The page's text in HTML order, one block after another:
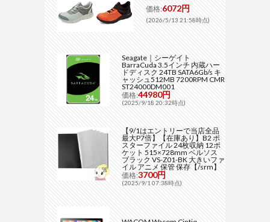
価格:6072円
(2026/5/13 21:58時点)
Seagate｜シーゲイト
BarraCuda 3.5インチ 内蔵ハー
ドディスク 24TB SATA6Gb/s キ
ャッシュ512MB 7200RPM CMR
ST24000DM001
価格:44980円
(2025/9/18 20:32時点)
【9/1はエントリーで当店全品
最大P7倍】【在庫あり】B2 ポ
スターファイル 24枚収納 12ポ
ケット 515×728mm ベルソス
ブラック VS-Z01-BK 大きいファ
イル アニメ 保管 保存【/srm】
価格:3700円
(2025/9/1 07:38時点)